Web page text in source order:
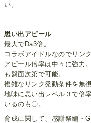
い。
思い出アピール
最大でDa3倍 。
コラボアイドルなのでリン
アピール倍率は中々に強力
も盤面次第で可能。
複雑なリンク発動条件を無
地味に思い出レベル３で倍
いるのも〇。
育成に関して、感謝祭編・